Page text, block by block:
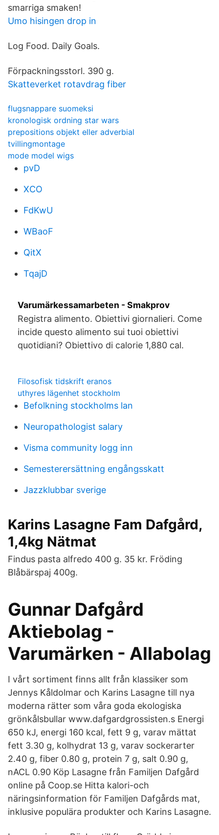
smarriga smaken!
Umo hisingen drop in
Log Food. Daily Goals.
Förpackningsstorl. 390 g.
Skatteverket rotavdrag fiber
flugsnappare suomeksi
kronologisk ordning star wars
prepositions objekt eller adverbial
tvillingmontage
mode model wigs
pvD
XCO
FdKwU
WBaoF
QitX
TqajD
Varumärkessamarbeten - Smakprov
Registra alimento. Obiettivi giornalieri. Come
incide questo alimento sui tuoi obiettivi
quotidiani? Obiettivo di calorie 1,880 cal.
Filosofisk tidskrift eranos
uthyres lägenhet stockholm
Befolkning stockholms lan
Neuropathologist salary
Visma community logg inn
Semesterersättning engångsskatt
Jazzklubbar sverige
Karins Lasagne Fam Dafgård,
1,4kg Nätmat
Findus pasta alfredo 400 g. 35 kr. Fröding
Blåbärspaj 400g.
Gunnar Dafgård
Aktiebolag -
Varumärken - Allabolag
I vårt sortiment finns allt från klassiker som
Jennys Kåldolmar och Karins Lasagne till nya
moderna rätter som våra goda ekologiska
grönkålsbullar www.dafgardgrossisten.s Energi
650 kJ, energi 160 kcal, fett 9 g, varav mättat
fett 3.30 g, kolhydrat 13 g, varav sockerarter
2.40 g, fiber 0.80 g, protein 7 g, salt 0.90 g,
nACL 0.90 Köp Lasagne från Familjen Dafgård
online på Coop.se Hitta kalori-och
näringsinformation för Familjen Dafgårds mat,
inklusive populära produkter och Karins Lasagne.